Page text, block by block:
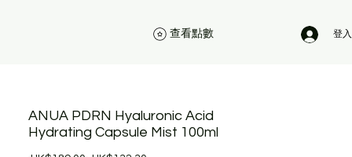
查看點數 登入
ANUA PDRN Hyaluronic Acid
Hydrating Capsule Mist 100ml